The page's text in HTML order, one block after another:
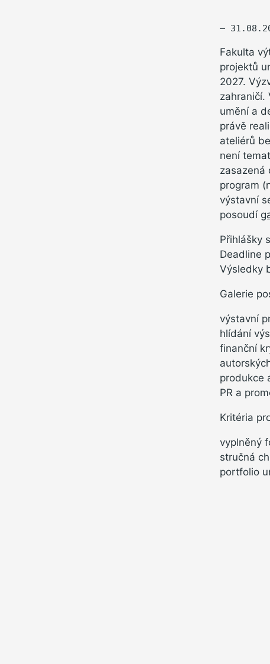
—
Fakulta
projektů
2027.
zahraničí.
umění a
právě
ateliérů
není
zasazená
program
výstavní
posoudí
Přihlášky
Deadline
Výsledky
Galerie
výstavní
hlídání
finanční
produkce
PR a
Kritéria
vyplněný
stručná
portfolio